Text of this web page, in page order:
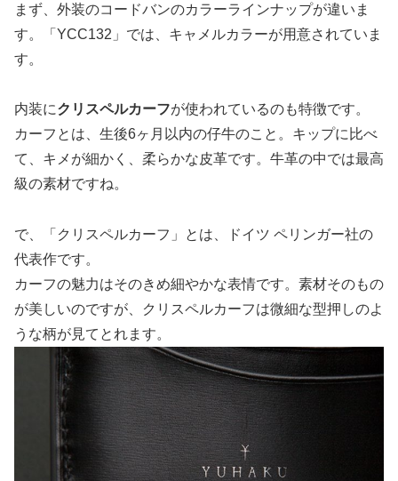
まず、外装のコードバンのカラーラインナップが違いま
す。「YCC132」では、キャメルカラーが用意されていま
す。
内装にクリスペルカーフが使われているのも特徴です。
カーフとは、生後6ヶ月以内の仔牛のこと。キップに比べ
て、キメが細かく、柔らかな皮革です。牛革の中では最高
級の素材ですね。
で、「クリスペルカーフ」とは、ドイツ ペリンガー社の
代表作です。
カーフの魅力はそのきめ細やかな表情です。素材そのもの
が美しいのですが、クリスペルカーフは微細な型押しのよ
うな柄が見てとれます。